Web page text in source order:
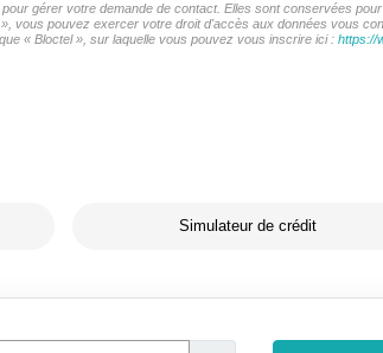
gérer votre demande de contact. Elles sont conservées
vous pouvez exercer votre droit d'accès aux données vous
« Bloctel », sur laquelle vous pouvez vous inscrire ici : https://
Simulateur de crédit